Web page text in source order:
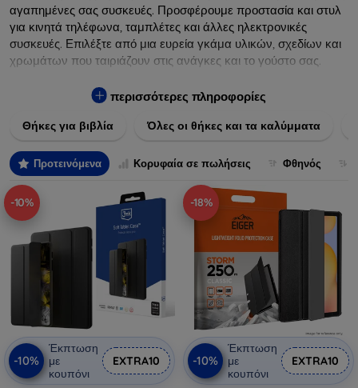
αγαπημένες σας συσκευές. Προσφέρουμε προστασία και στυλ
για κινητά τηλέφωνα, ταμπλέτες και άλλες ηλεκτρονικές
συσκευές. Επιλέξτε από μια ευρεία γκάμα υλικών, σχεδίων και
χρωμάτων που ταιριάζουν στις ανάγκες και το γούστο σας.
πτώσεις και άλλες φθορές, ενώ παράλληλα δίνετε ένα
και τη διάρκεια ζωής των συσκευών σας με τις κορυφαίες
περισσότερες πληροφορίες
Θήκες για βιβλία Όλες οι θήκες και τα καλύμματα
Προτεινόμενα Κορυφαία σε πωλήσεις Φθηνός
-10%
-10%
Έκπτωση
με
κουπόνι
EXTRA10
-18%
-10%
Έκπτωση
με
κουπόνι
EXTRA10